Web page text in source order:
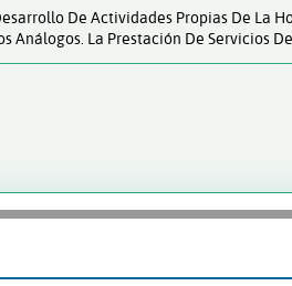
De Actividades Propias De La
Análogos. La Prestación De Servicios